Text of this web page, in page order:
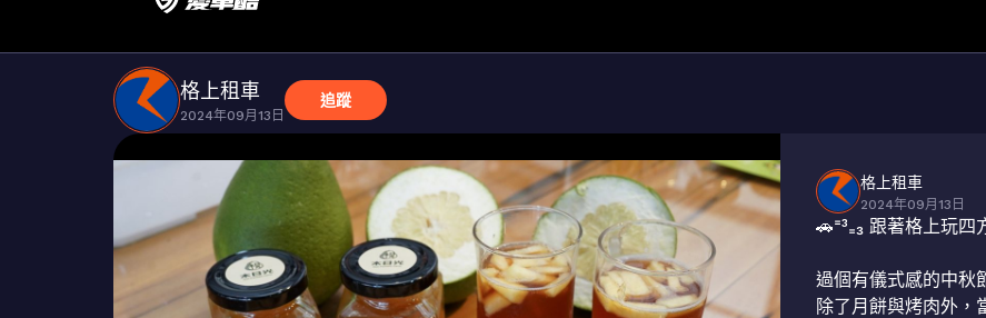
格上租車
2024年09月13日
追蹤
格上租車
2024年09月13日
🚗⁼³₌₃ 跟著格上玩
過個有儀式感的中秋
除了月餅與烤肉外，